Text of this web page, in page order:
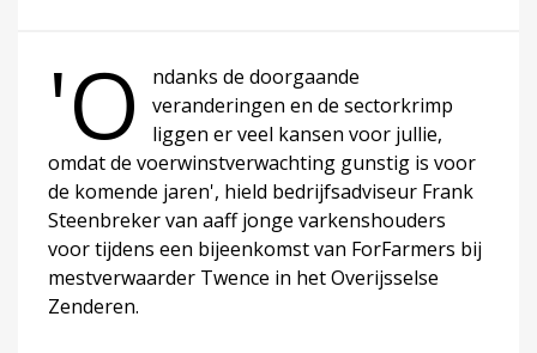
'O
ndanks de doorgaande
veranderingen en de sectorkrimp
liggen er veel kansen voor jullie,
omdat de voerwinstverwachting gunstig is voor
de komende jaren', hield bedrijfsadviseur Frank
Steenbreker van aaff jonge varkenshouders
voor tijdens een bijeenkomst van ForFarmers bij
mestverwaarder Twence in het Overijsselse
Zenderen.